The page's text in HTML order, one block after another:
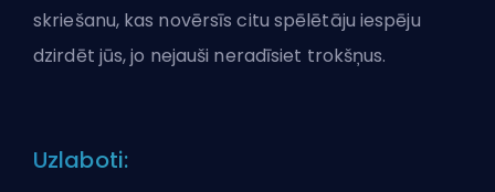
skriešanu, kas novērsīs citu spēlētāju iespēju
dzirdēt jūs, jo nejauši neradīsiet trokšņus.
Uzlaboti: